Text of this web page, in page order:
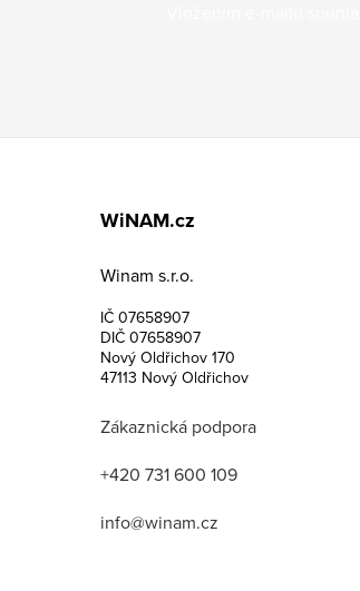
WiNAM.cz
Winam s.r.o.
IČ 07658907
DIČ 07658907
Nový Oldřichov 170
47113 Nový Oldřichov
Zákaznická podpora
+420 731 600 109
info@winam.cz